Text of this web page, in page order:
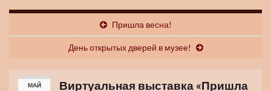
Пришла весна!
День открытых дверей в музее!
МАЙ
Виртуальная выставка «Пришла